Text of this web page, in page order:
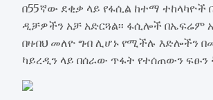
በ55ኛው ደቂቃ ላይ የፋሲል ከተማ
ዲቻዎችን አቻ አድርጓል፡፡ ፋሲሎች በኤፍሬም
በዛብህ መለዮ ግብ ሊሆኑ የሚችሉ እድሎችን
ካይረዲን ላይ በሰራው ጥፋት የተሰጠውን